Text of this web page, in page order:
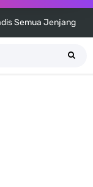
Semua Jenjang